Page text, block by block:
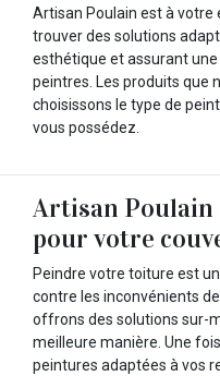
Artisan Poulain est à votre
trouver des solutions
esthétique et assurant
peintres. Les produits que
choisissons le type de
vous possédez.
Artisan Poulain
pour votre
Peindre votre toiture est
contre les inconvénients
offrons des solutions sur-
meilleure manière. Une
peintures adaptées à vos